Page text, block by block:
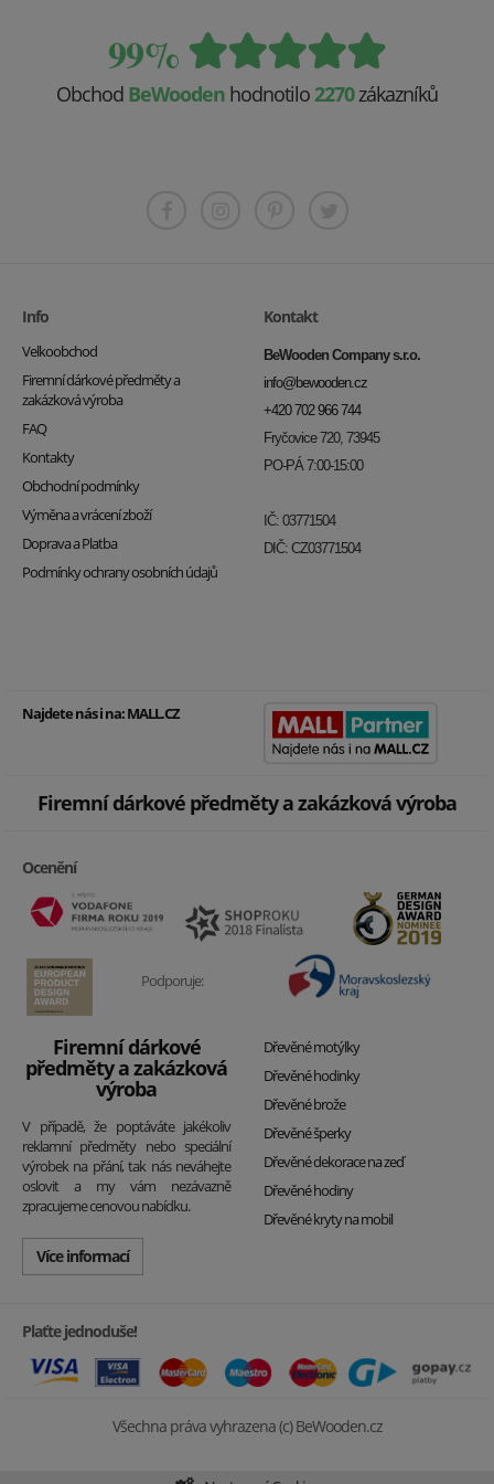
99%
Obchod BeWooden hodnotilo 2270zákazníků
Info
Velkoobchod
Firemní dárkové předměty a
zakázková výroba
FAQ
Kontakty
Obchodní podmínky
Výměna a vrácení zboží
Doprava a Platba
Podmínky ochrany osobních údajů
Kontakt
BeWooden Company s.r.o.
info@bewooden.cz
+420 702 966 744
Fryčovice 720, 73945
PO-PÁ 7:00-15:00
IČ: 03771504
DIČ: CZ03771504
Najdete nás i na:MALL.CZ
Firemní dárkové předměty a zakázková výroba
Ocenění
Podporuje:
Firemní dárkové
předměty a zakázková
výroba
V případě, že poptáváte jakékoliv
reklamní předměty nebo speciální
výrobek na přání, tak nás neváhejte
oslovit a my vám nezávazně
zpracujeme cenovou nabídku.
Více informací
Dřevěné motýlky
Dřevěné hodinky
Dřevěné brože
Dřevěné šperky
Dřevěné dekorace na zeď
Dřevěné hodiny
Dřevěné kryty na mobil
Plaťte jednoduše!
Všechna práva vyhrazena (c) BeWooden.cz